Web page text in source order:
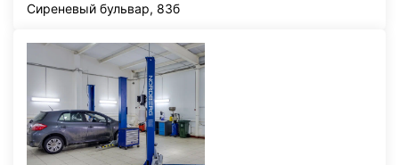
Сиреневый бульвар, 83б